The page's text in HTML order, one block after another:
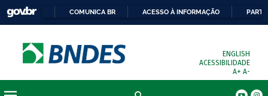
COMUNICA BR ACESSO À INFORMAÇÃO
ENGLISH
ACESSIBILIDADE
A+ A-